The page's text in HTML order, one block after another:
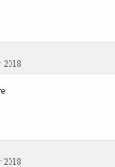
2018
2018